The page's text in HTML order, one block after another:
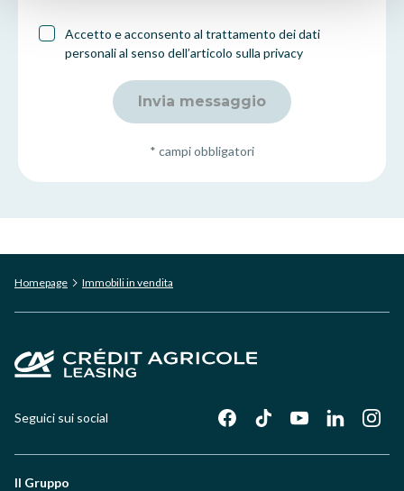
Accetto e acconsento al trattamento dei dati
personali al senso dell’articolo sulla privacy
Invia messaggio
* campi obbligatori
Homepage Immobili in vendita
Seguici sui social
Il Gruppo